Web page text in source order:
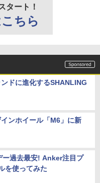
タート！
ちら
ドに進化するSHANLING
ンホイール「M6」に新
過去最安! Anker注目プ
を使ってみた